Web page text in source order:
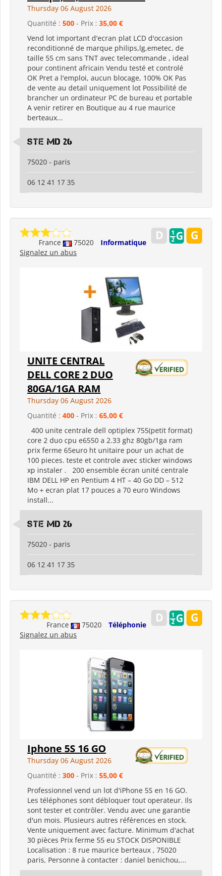
Thursday 06 August 2026
Quantité : 500 - Prix : 35,00 €
Vend lot important d'ecran plat LCD d'occasion
reconditionné de marque philips,lg,emetec, de
taille 55 cm sans TNT avec telecommande , ideal
pour continent africain Vendu testé et controlé
OK Pret a l'emploi, aucun blocage, 100% OK Pas
de vente au detail uniquement lot Possibilité de
brancher un ordinateur PC de bureau et portable
A venir retirer en Boutique au 4 rue maurice
berteaux...
Ste md 26
75020 - paris
06 12 41 17 35
France 75020
Informatique
Signalez un abus
UNITE CENTRAL
DELL CORE 2 DUO
80GA/1GA RAM
Thursday 06 August 2026
Quantité : 400 - Prix : 65,00 €
400 unite centrale dell optiplex 755(petit format)
core 2 duo cpu e6550 a 2.33 ghz 80gb/1ga ram
prix ferme 65euro ht unitaire pour un achat de
100 pieces. teste et controle avec sticker windows
xp instaler . 200 ensemble écran unité centrale
IBM DELL HP en Pentium 4 HT – 40 Go DD – 512
Mo + ecran plat 17 pouces a 70 euro Windows
install...
Ste md 26
75020 - paris
06 12 41 17 35
France 75020
Téléphonie
Signalez un abus
Iphone 5S 16 GO
Thursday 06 August 2026
Quantité : 300 - Prix : 55,00 €
Professionnel vend un lot d'iPhone 5S en 16 GO.
Les téléphones sont débloquer tout operateur. Ils
sont tester et contrôler. Vendu avec une garantie
d'un mois. Plusieurs autres références en stock.
Vente uniquement avec facture. Minimum d'achat
30 pièces Prix ferme 55 eu STOCK DISPONIBLE
Localisation : 8 rue maurice berteaux , 75020
paris, Personne à contacter : daniel benichou,...